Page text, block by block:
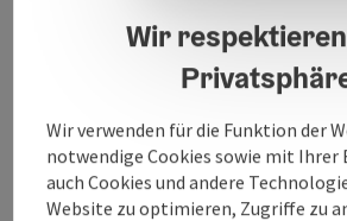
Kontakt
Veranstaltungsort
Wir
Wir verwenden für die Funktion der
notwendige Cookies sowie mit Ihrer
auch Cookies und andere
Website zu optimieren, Zugriffe zu